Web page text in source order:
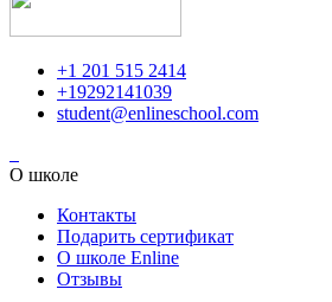
+1 201 515 2414
+19292141039
student@enlineschool.com
О школе
Контакты
Подарить сертификат
О школе Enline
Отзывы